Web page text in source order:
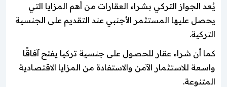
يُعد الجواز التركي بشراء العقارات من أهم المزايا التي
يحصل عليها المستثمر الأجنبي عند التقديم على الجنسية
التركية.
كما أن شراء عقار للحصول على جنسية تركيا يفتح آفاقًا
واسعة للاستثمار الآمن والاستفادة من المزايا الاقتصادية
المتنوعة.